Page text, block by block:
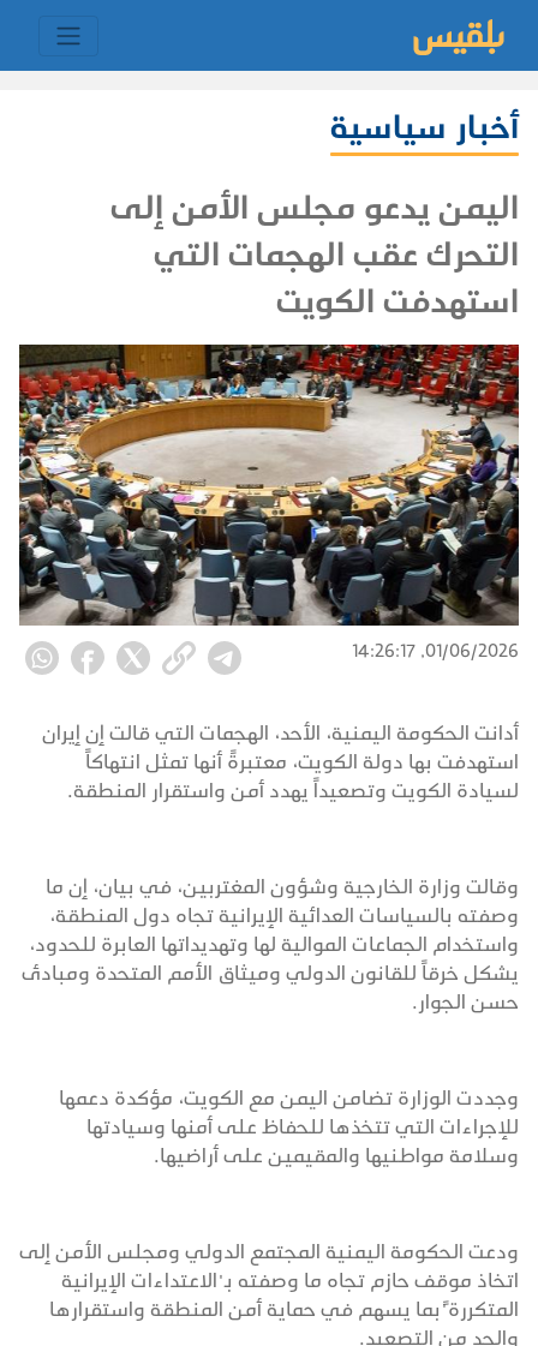
أخبار سياسية
اليمن يدعو مجلس الأمن إلى
التحرك عقب الهجمات التي
استهدفت الكويت
01/06/2026, 14:26:17
أدانت الحكومة اليمنية، الأحد، الهجمات التي قالت إن إيران
استهدفت بها دولة الكويت، معتبرةً أنها تمثل انتهاكاً
لسيادة الكويت وتصعيداً يهدد أمن واستقرار المنطقة.
وقالت وزارة الخارجية وشؤون المغتربين، في بيان، إن ما
وصفته بالسياسات العدائية الإيرانية تجاه دول المنطقة،
واستخدام الجماعات الموالية لها وتهديداتها العابرة للحدود،
يشكل خرقاً للقانون الدولي وميثاق الأمم المتحدة ومبادئ
حسن الجوار.
وجددت الوزارة تضامن اليمن مع الكويت، مؤكدة دعمها
للإجراءات التي تتخذها للحفاظ على أمنها وسيادتها
وسلامة مواطنيها والمقيمين على أراضيها.
ودعت الحكومة اليمنية المجتمع الدولي ومجلس الأمن إلى
اتخاذ موقف حازم تجاه ما وصفته بـ"الاعتداءات الإيرانية
المتكررة"ًبما يسهم في حماية أمن المنطقة واستقرارها
والحد من التصعيد.